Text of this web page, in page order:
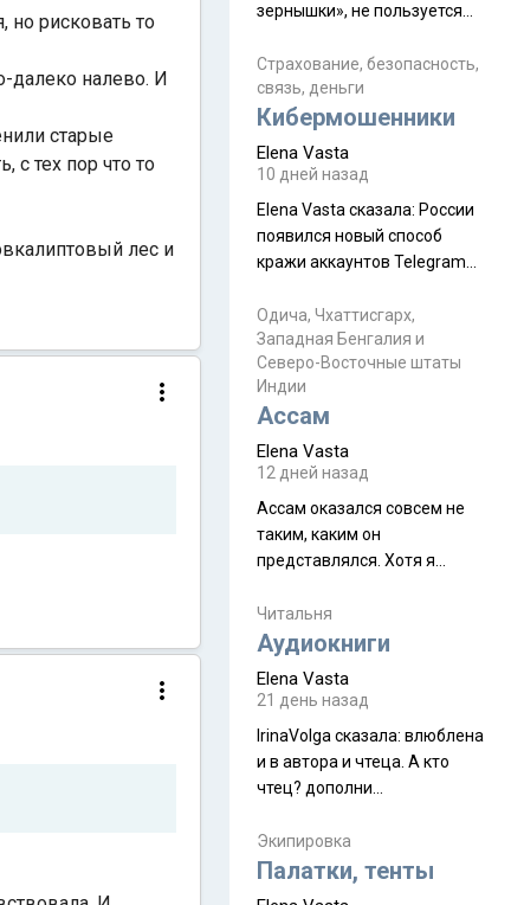
но рисковать то
далеко налево. И
старые
с тех пор что то
лес и
зернышки», не пользуется
заслужено, и чтобы попасть
на начало тропы показали
водителю карту, иначе
Пошли туда, потому что я
отзывов. По мне – сплошная
физуха, долгий спуск, потом
подъем по этому же пути.
Пока
Страхование, безопасность,
связь, деньги
Кибермошенники
Elena Vasta
10 дней назад
Elena Vasta сказалa: России
появился новый способ
кражи аккаунтов Telegram
Прочитайте! У моих двух
знакомых вот так увели
аккаунты
Одича, Чхаттисгарх,
Западная Бенгалия и
Северо-Восточные штаты
Индии
Ассам
Elena Vasta
12 дней назад
Ассам оказался совсем не
таким, каким он
представлялся. Хотя я
краешек, но все же схватила
ауру штата, как-то он меня
природа, мягкие
такая как бы переходная
ступень между привычной
нам Индией и остальными
надеюсь увидеть.
Читальня
Аудиокниги
Elena Vasta
21 день назад
IrinaVolga сказалa: влюблена
и в автора и чтеца. А кто
чтец? дополни
Экипировка
Палатки, тенты